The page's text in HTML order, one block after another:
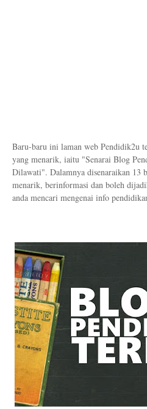
Baru-baru ini laman web Pendidik2u
yang menarik, iaitu "Senarai Blog
Dilawati". Dalamnya disenaraikan 13
menarik, berinformasi dan boleh
anda mencari mengenai info